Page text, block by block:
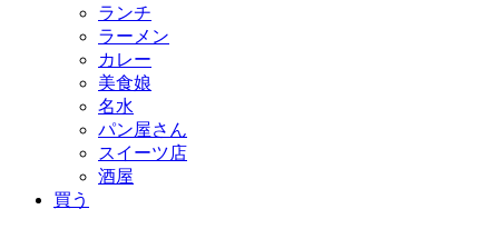
ランチ
ラーメン
カレー
美食娘
名水
パン屋さん
スイーツ店
酒屋
買う